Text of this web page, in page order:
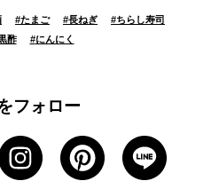
#たまご #長ねぎ #ちらし寿司
酢 #にんにく
フォロー